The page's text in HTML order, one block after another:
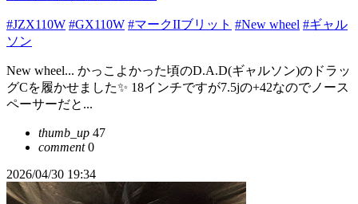
#JZX110W #GX110W #マークIIブリット #New wheel #ギャル
ソン
New wheel... かっこよかった頃のD.A.D(ギャルソン)のドラッ
グCを履かせました✨ 18インチですが7.5jの+42なのでノース
ペーサーだと...
thumb_up 47
comment0
2026/04/30 19:34